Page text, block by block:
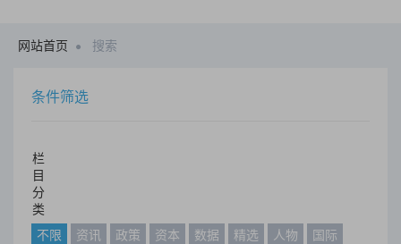
网站首页 搜索
条件筛选
栏
目
分
类
不限
资讯 政策 资本 数据 精选 人物
国际